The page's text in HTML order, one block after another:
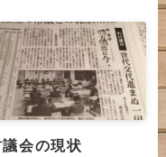
会の現状